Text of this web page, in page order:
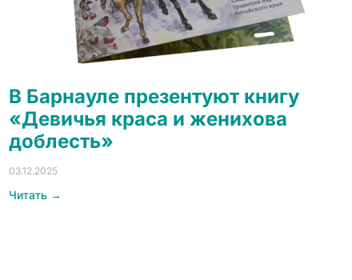
В Барнауле презентуют книгу
«Девичья краса и женихова
доблесть»
03.12.2025
Читать →